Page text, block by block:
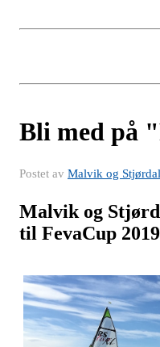
Bli med på
Postet av Malvik og
Malvik og
til FevaCup